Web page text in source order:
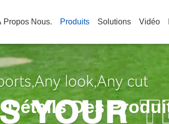
Propos Nous. Produits Solutions Vidéo
Détails Des